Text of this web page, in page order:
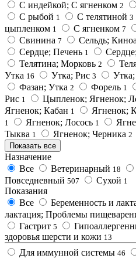
С индейкой; С ягненком 2
С рыбой 1 С телятиной 3
цыпленком 1 С ягненком 7
Свинина 7 Сельдь;
Сердце; Печень 1
Телятина; Морковь 2
Утка 16 Утка; Рис 3
Фазан; Утка 2 Форель 1
Рис 1 Цыпленок; Ягненок;
Ягненок; Кабан 1 Ягненок;
1 Ягненок; Лосось 1
Тыква 1 Ягненок; Черника 2
Показать все
Назначение
Все
Ветеринарный 18
Повседневный 507 Сухой 1
Показания
Все
Беременность и
лактация; Проблемы
Гастрит 5
здоровья шерсти и кожи 13
Для иммунной системы 46